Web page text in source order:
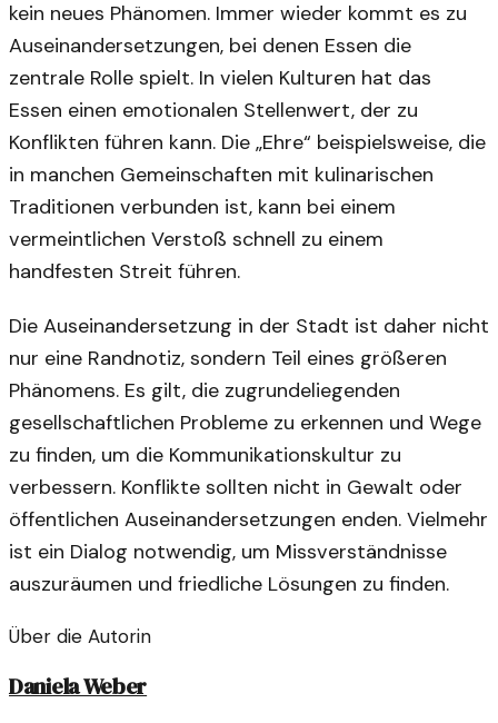
kein neues Phänomen. Immer wieder kommt es zu
Auseinandersetzungen, bei denen Essen die
zentrale Rolle spielt. In vielen Kulturen hat das
Essen einen emotionalen Stellenwert, der zu
Konflikten führen kann. Die „Ehre“ beispielsweise, die
in manchen Gemeinschaften mit kulinarischen
Traditionen verbunden ist, kann bei einem
vermeintlichen Verstoß schnell zu einem
handfesten Streit führen.
Die Auseinandersetzung in der Stadt ist daher nicht
nur eine Randnotiz, sondern Teil eines größeren
Phänomens. Es gilt, die zugrundeliegenden
gesellschaftlichen Probleme zu erkennen und Wege
zu finden, um die Kommunikationskultur zu
verbessern. Konflikte sollten nicht in Gewalt oder
öffentlichen Auseinandersetzungen enden. Vielmehr
ist ein Dialog notwendig, um Missverständnisse
auszuräumen und friedliche Lösungen zu finden.
Über die Autorin
Daniela Weber